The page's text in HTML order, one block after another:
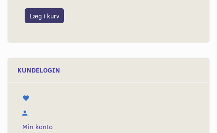
Læg i kurv
KUNDELOGIN
Min konto